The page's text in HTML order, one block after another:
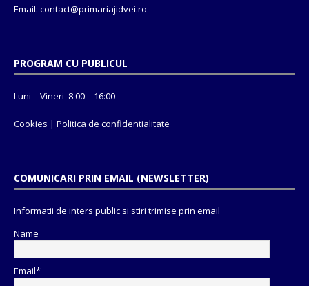
Email: contact@primariajidvei.ro
PROGRAM CU PUBLICUL
Luni – Vineri 8.00 – 16:00
Cookies | Politica de confidentialitate
COMUNICARI PRIN EMAIL (NEWSLETTER)
Informatii de inters public si stiri trimise prin email
Name
Email*